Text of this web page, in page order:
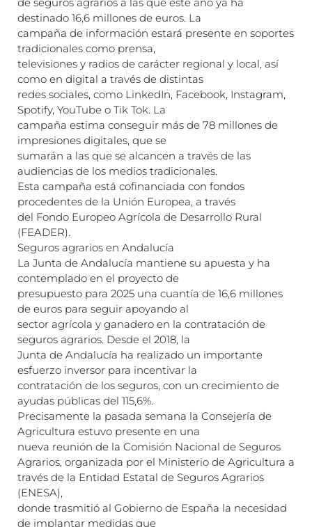
destinado 16,6 millones de euros. La
campaña de información estará presente en soportes
tradicionales como prensa,
televisiones y radios de carácter regional y local, así
como en digital a través de distintas
redes sociales, como LinkedIn, Facebook, Instagram,
Spotify, YouTube o Tik Tok. La
campaña estima conseguir más de 78 millones de
impresiones digitales, que se
sumarán a las que se alcancen a través de las
audiencias de los medios tradicionales.
Esta campaña está cofinanciada con fondos
procedentes de la Unión Europea, a través
del Fondo Europeo Agrícola de Desarrollo Rural
(FEADER).
Seguros agrarios en Andalucía
La Junta de Andalucía mantiene su apuesta y ha
contemplado en el proyecto de
presupuesto para 2025 una cuantía de 16,6 millones
de euros para seguir apoyando al
sector agrícola y ganadero en la contratación de
seguros agrarios. Desde el 2018, la
Junta de Andalucía ha realizado un importante
esfuerzo inversor para incentivar la
contratación de los seguros, con un crecimiento de
ayudas públicas del 115,6%.
Precisamente la pasada semana la Consejería de
Agricultura estuvo presente en una
nueva reunión de la Comisión Nacional de Seguros
Agrarios, organizada por el Ministerio de Agricultura a
través de la Entidad Estatal de Seguros Agrarios
(ENESA),
donde trasmitió al Gobierno de España la necesidad
de implantar medidas que